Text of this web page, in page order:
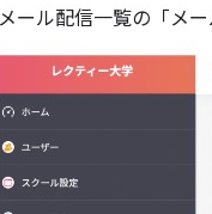
メール配信一覧の「メ